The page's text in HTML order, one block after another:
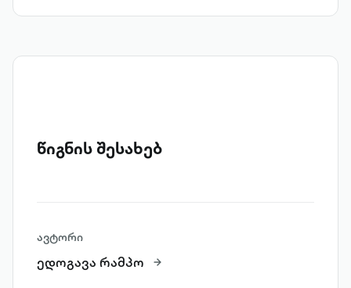
წიგნის შესახებ
ავტორი
ედოგავა რამპო